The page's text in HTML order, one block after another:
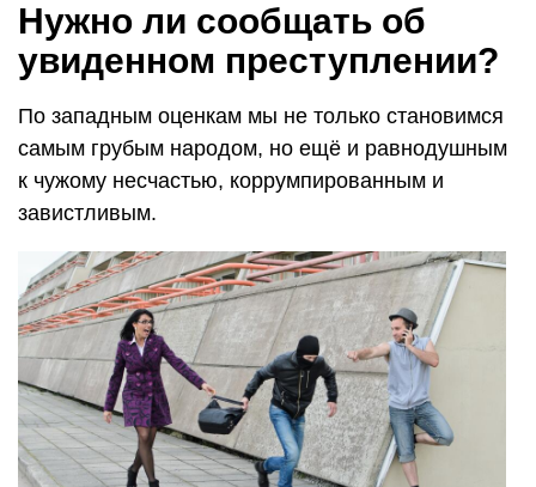
Нужно ли сообщать об
увиденном преступлении?
По западным оценкам мы не только становимся
самым грубым народом, но ещё и равнодушным
к чужому несчастью, коррумпированным и
завистливым.